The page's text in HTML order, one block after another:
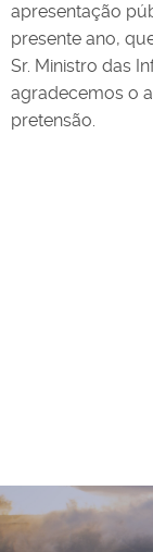
apresentação
presente ano,
Sr. Ministro das
agradecemos o
pretensão.